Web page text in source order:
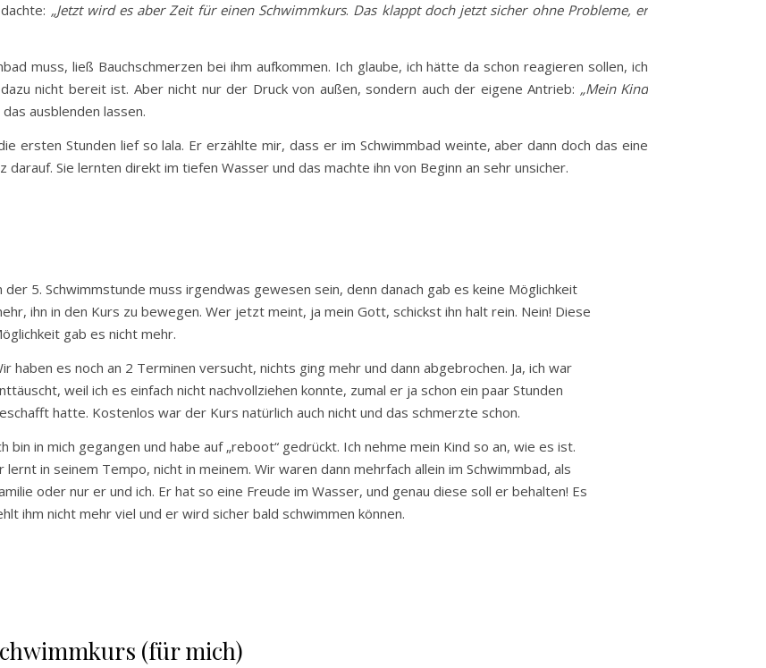
„Jetzt wird es aber Zeit für einen Schwimmkurs. Das klappt doch jetzt sicher ohne Probleme, er
muss, ließ Bauchschmerzen bei ihm aufkommen. Ich glaube, ich hätte da schon reagieren sollen, ich
nicht bereit ist. Aber nicht nur der Druck von außen, sondern auch der eigene Antrieb: „Mein Kind
ausblenden lassen.
ersten Stunden lief so lala. Er erzählte mir, dass er im Schwimmbad weinte, aber dann doch das eine
Sie lernten direkt im tiefen Wasser und das machte ihn von Beginn an sehr unsicher.
der 5. Schwimmstunde muss irgendwas gewesen sein, denn danach gab es keine Möglichkeit
ihn in den Kurs zu bewegen. Wer jetzt meint, ja mein Gott, schickst ihn halt rein. Nein! Diese
gab es nicht mehr.
haben es noch an 2 Terminen versucht, nichts ging mehr und dann abgebrochen. Ja, ich war
weil ich es einfach nicht nachvollziehen konnte, zumal er ja schon ein paar Stunden
hatte. Kostenlos war der Kurs natürlich auch nicht und das schmerzte schon.
bin in mich gegangen und habe auf „reboot“ gedrückt. Ich nehme mein Kind so an, wie es ist.
lernt in seinem Tempo, nicht in meinem. Wir waren dann mehrfach allein im Schwimmbad, als
oder nur er und ich. Er hat so eine Freude im Wasser, und genau diese soll er behalten! Es
ihm nicht mehr viel und er wird sicher bald schwimmen können.
(für mich)